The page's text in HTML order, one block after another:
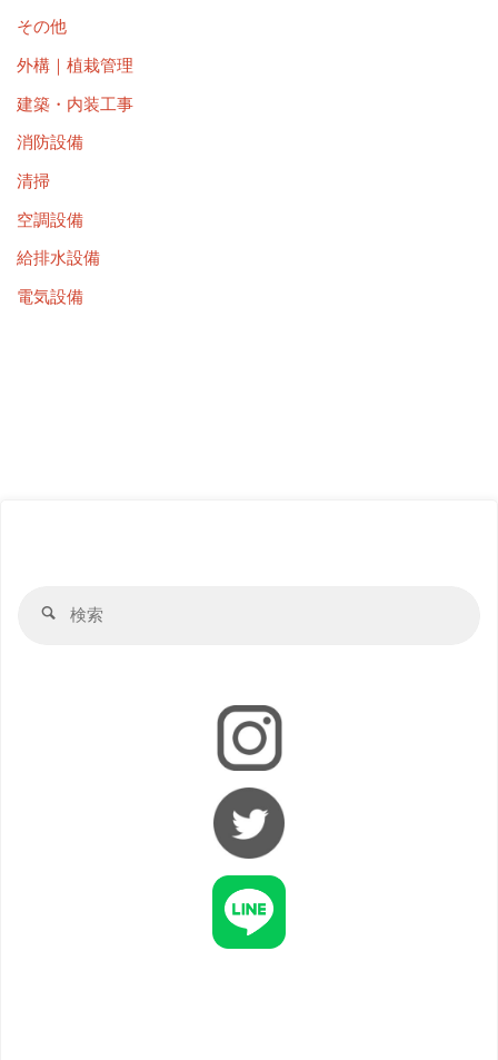
その他
外構｜植栽管理
建築・内装工事
消防設備
清掃
空調設備
給排水設備
電気設備